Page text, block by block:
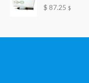
$ 87.25 $